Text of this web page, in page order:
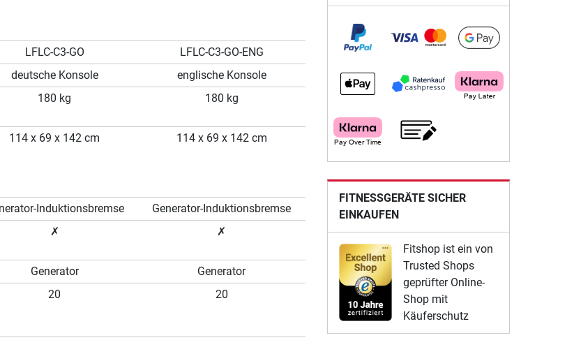
LFLC-C3-GO
LFLC-C3-GO-ENG
deutsche Konsole
englische Konsole
180 kg 180 kg
114 x 69 x 142 cm 114 x 69 x 142 cm
Induktionsbremse
Generator-Induktionsbremse
✗ ✗
Generator
Generator
20 20
FITNESSGERÄTE SICHER
EINKAUFEN
Fitshop ist ein von
Trusted Shops
geprüfter Online-
Shop mit
Käuferschutz